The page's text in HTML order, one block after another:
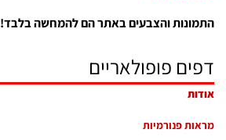
התמונות והצבעים באתר הם להמחשה בלבד!
דפים פופולאריים
אודות
מראות פנורמיות